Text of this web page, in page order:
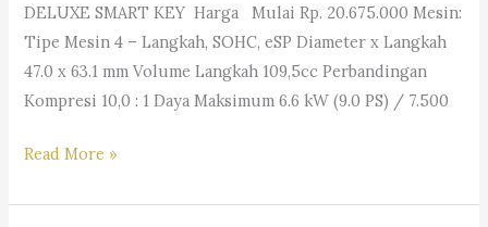
DELUXE SMART KEY Harga Mulai Rp. 20.675.000 Mesin:
Tipe Mesin 4 – Langkah, SOHC, eSP Diameter x Langkah
47.0 x 63.1 mm Volume Langkah 109,5cc Perbandingan
Kompresi 10,0 : 1 Daya Maksimum 6.6 kW (9.0 PS) / 7.500
#MotorRancamanyar,
#BikersRancamanyar,
Read More »